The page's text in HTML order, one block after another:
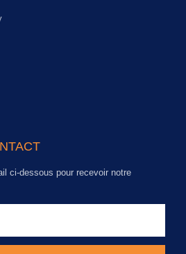
ci-dessous pour recevoir notre